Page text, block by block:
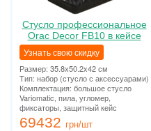
Стусло профессиональное
Orac Decor FB10 в кейсе
Узнать свою скидку
Размер: 35.8x50.2x42 см
Тип: набор (стусло с аксессуарами)
Комплектация: большое стусло
Variomatic, пила, угломер,
фиксаторы, защитный кейс
69432 грн/шт